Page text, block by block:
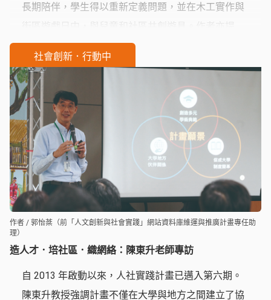
長期陪伴，學生得以重新定義問題，並在木工實作與
醒，大學社會責任不只是成果展現，更是與場域持續
對話的歷程。
社會創新．行動中
造人才．培社區．織網絡：陳東升老師專訪
作者 / 郭怡棻（前「人文創新與社會實踐」網站資料庫維運與推廣計畫專任助
理）
自 2013 年啟動以來，人社實踐計畫已邁入第六期。
陳東升教授強調計畫不僅在大學與地方之間建立了協